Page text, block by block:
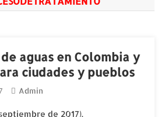
aguas en Colombia y
ciudades y pueblos
Admin
septiembre de 2017).